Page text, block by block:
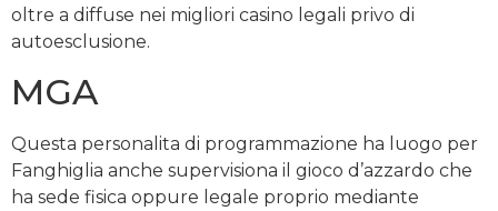
oltre a diffuse nei migliori casino legali privo di
autoesclusione.
MGA
Questa personalita di programmazione ha luogo per
Fanghiglia anche supervisiona il gioco d’azzardo che
ha sede fisica oppure legale proprio mediante